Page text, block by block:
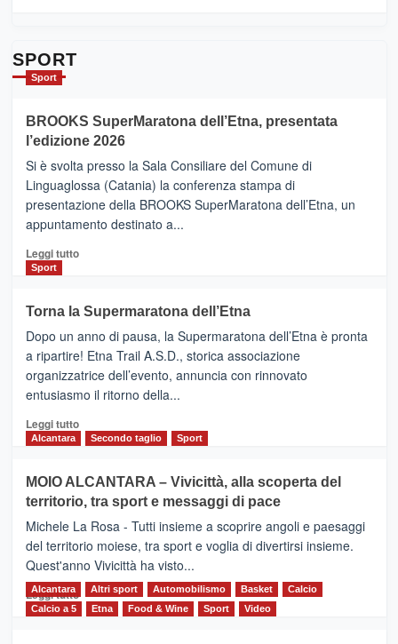
con
la
Al
via
i
collegamenti
SPORT
Sport
BROOKS SuperMaratona dell’Etna, presentata
l’edizione 2026
Si è svolta presso la Sala Consiliare del Comune di
Linguaglossa (Catania) la conferenza stampa di
presentazione della BROOKS SuperMaratona dell’Etna, un
appuntamento destinato a...
Leggi tuttoLeggi
BROOKS
SuperMaratona
dell’Etna,
presentata
l’edizione
2026
Sport
Torna la Supermaratona dell’Etna
Dopo un anno di pausa, la Supermaratona dell’Etna è pronta
a ripartire! Etna Trail A.S.D., storica associazione
organizzatrice dell’evento, annuncia con rinnovato
entusiasmo il ritorno della...
Leggi tuttoLeggi
Torna
la
Supermaratona
dell’Etna
Alcantara Secondo taglio Sport
MOIO ALCANTARA – Vivicittà, alla scoperta del
territorio, tra sport e messaggi di pace
Michele La Rosa - Tutti insieme a scoprire angoli e paesaggi
del territorio moiese, tra sport e voglia di divertirsi insieme.
Quest'anno Vivicittà ha visto...
Leggi tutto Leggi
Alcantara Altri sport Automobilismo Basket
Calcio
Calcio a 5
Etna Food & Wine Sport Video